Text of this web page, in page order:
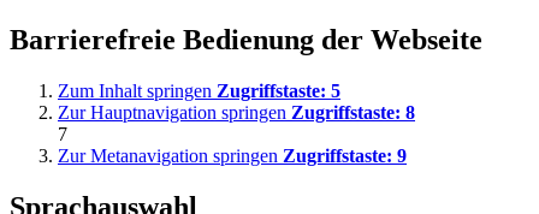
Barrierefreie Bedienung der Webseite
Zum Inhalt springen Zugriffstaste: 5
Zur Hauptnavigation springen Zugriffstaste: 8
7
Zur Metanavigation springen Zugriffstaste: 9
Sprachauswahl